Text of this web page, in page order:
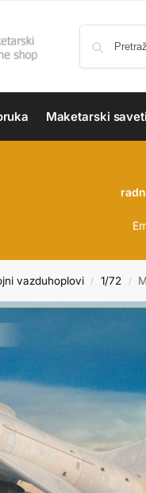
Maketarski saveti
vazduhoplovi / 1/72 /